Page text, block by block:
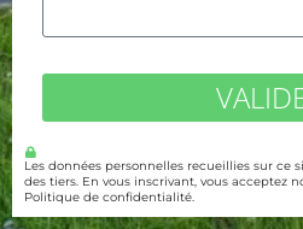
Les données personnelles recueillies sur ce
des tiers. En vous inscrivant, vous acceptez
Politique de confidentialité.